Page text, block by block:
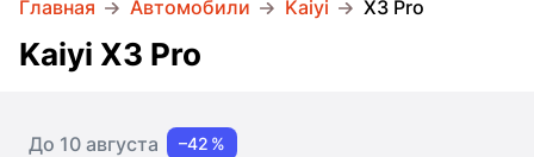
Главная Автомобили Kaiyi X3 Pro
Kaiyi X3 Pro
До 10 августа –42 %